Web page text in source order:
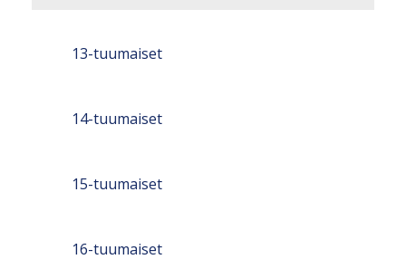
13-tuumaiset
14-tuumaiset
15-tuumaiset
16-tuumaiset